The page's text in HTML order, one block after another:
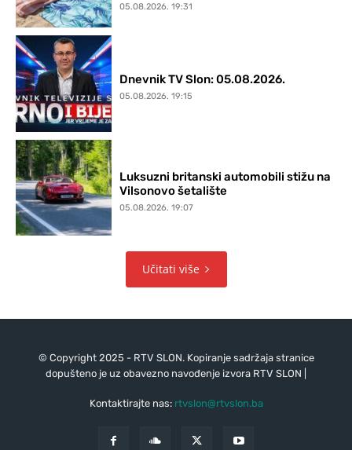
05.08.2026. 19:31
Dnevnik TV Slon: 05.08.2026.
05.08.2026. 19:15
Luksuzni britanski automobili stižu na
Vilsonovo šetalište
05.08.2026. 19:07
Učitati više
© Copyright 2025 - RTV SLON. Kopiranje sadržaja stranice
dopušteno je uz obavezno navođenje izvora RTV SLON |
Kontaktirajte nas: rtvslon@rtvslon.ba